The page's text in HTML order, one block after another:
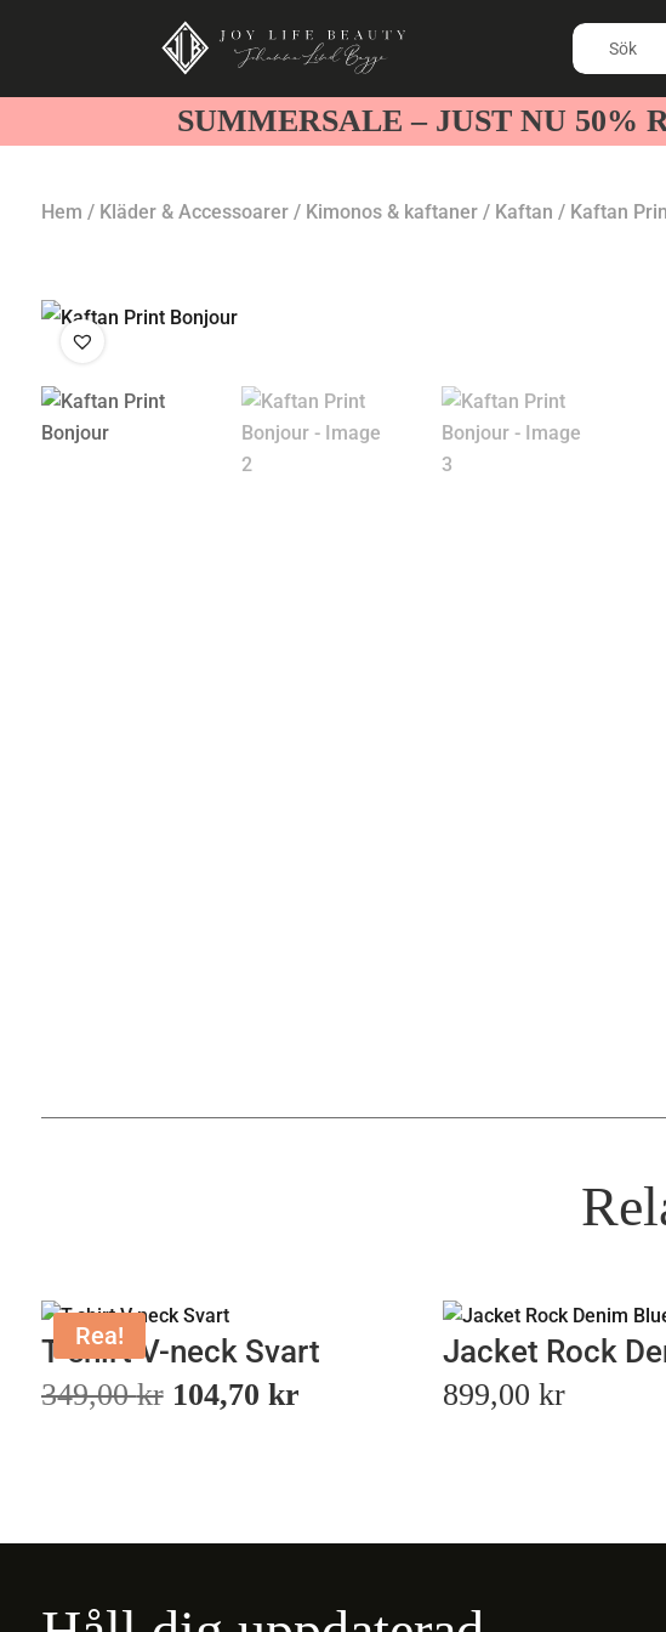
SUMMERSALE – JUST NU 50%
Hem / Kläder & Accessoarer/ Kimonos & kaftaner/ Kaftan / Kaftan
Rea!
T-shirt V-neck Svart
349,00kr Det
104,70 krDet
Jacket Rock
899,00 kr